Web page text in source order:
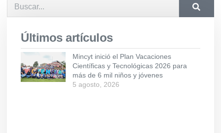
Últimos artículos
Mincyt inició el Plan Vacaciones
Científicas y Tecnológicas 2026 para
más de 6 mil niños y jóvenes
5 agosto, 2026